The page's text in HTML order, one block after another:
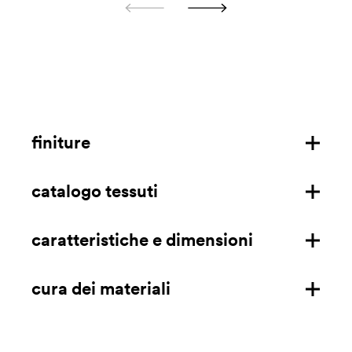
finiture
tessuti outdoor
catalogo tessuti
download
download (solo per USA)
caratteristiche e dimensioni
caratteristiche
cura dei materiali